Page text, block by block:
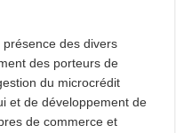
des divers
des porteurs de
du microcrédit
et de développement de
de commerce et